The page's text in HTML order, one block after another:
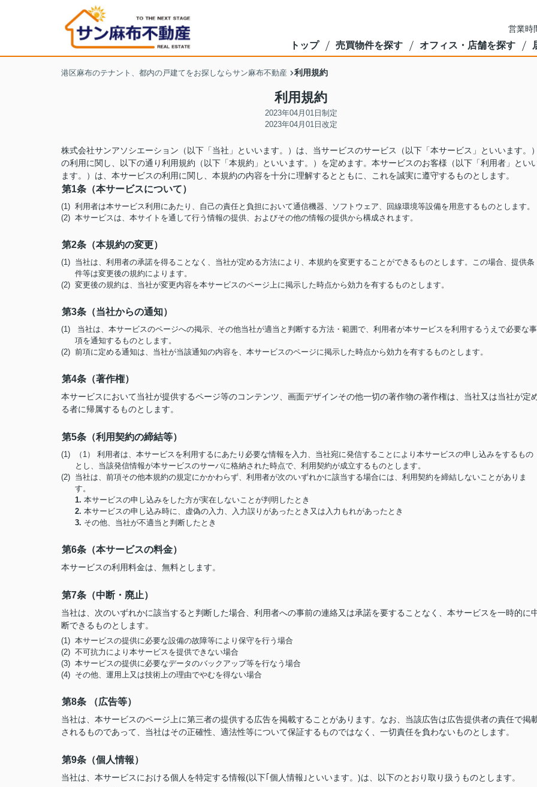
営業時
トップ 売買物件を探す オフィス・店舗を探す
港区麻布のテナント、都内の戸建てをお探しならサン麻布不動産 利用規約
利用規約
2023年04月01日制定
2023年04月01日改定
株式会社サンアソシエーション（以下「当社」といいます。）は、当サービスのサービス（以下「本サービス」といいます。
の利用に関し、以下の通り利用規約（以下「本規約」といいます。）を定めます。本サービスのお客様（以下「利用者」とい
ます。）は、本サービスの利用に関し、本規約の内容を十分に理解するとともに、これを誠実に遵守するものとします。
第1条（本サービスについて）
(1) 利用者は本サービス利用にあたり、自己の責任と負担において通信機器、ソフトウェア、回線環境等設備を用意するものとします。
(2) 本サービスは、本サイトを通して行う情報の提供、およびその他の情報の提供から構成されます。
第2条（本規約の変更）
(1) 当社は、利用者の承諾を得ることなく、当社が定める方法により、本規約を変更することができるものとします。この場合、提供条
件等は変更後の規約によります。
(2) 変更後の規約は、当社が変更内容を本サービスのページ上に掲示した時点から効力を有するものとします。
第3条（当社からの通知）
(1) 当社は、本サービスのページへの掲示、その他当社が適当と判断する方法・範囲で、利用者が本サービスを利用するうえで必要な事
項を通知するものとします。
(2) 前項に定める通知は、当社が当該通知の内容を、本サービスのページに掲示した時点から効力を有するものとします。
第4条（著作権）
本サービスにおいて当社が提供するページ等のコンテンツ、画面デザインその他一切の著作物の著作権は、当社又は当社が定
る者に帰属するものとします。
第5条（利用契約の締結等）
(1) （1） 利用者は、本サービスを利用するにあたり必要な情報を入力、当社宛に発信することにより本サービスの申し込みをするもの
とし、当該発信情報が本サービスのサーバに格納された時点で、利用契約が成立するものとします。
(2) 当社は、前項その他本規約の規定にかかわらず、利用者が次のいずれかに該当する場合には、利用契約を締結しないことがありま
す。
1. 本サービスの申し込みをした方が実在しないことが判明したとき
2. 本サービスの申し込み時に、虚偽の入力、入力誤りがあったとき又は入力もれがあったとき
3. その他、当社が不適当と判断したとき
第6条（本サービスの料金）
本サービスの利用料金は、無料とします。
第7条（中断・廃止）
当社は、次のいずれかに該当すると判断した場合、利用者への事前の連絡又は承諾を要することなく、本サービスを一時的に
断できるものとします。
(1) 本サービスの提供に必要な設備の故障等により保守を行う場合
(2) 不可抗力により本サービスを提供できない場合
(3) 本サービスの提供に必要なデータのバックアップ等を行なう場合
(4) その他、運用上又は技術上の理由でやむを得ない場合
第8条 （広告等）
当社は、本サービスのページ上に第三者の提供する広告を掲載することがあります。なお、当該広告は広告提供者の責任で掲
されるものであって、当社はその正確性、適法性等について保証するものではなく、一切責任を負わないものとします。
第9条（個人情報）
当社は、本サービスにおける個人を特定する情報(以下｢個人情報｣といいます。)は、以下のとおり取り扱うものとします。